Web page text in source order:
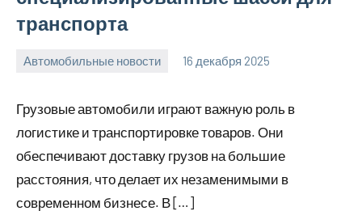
транспорта
Автомобильные новости 16 декабря 2025
Грузовые автомобили играют важную роль в
логистике и транспортировке товаров. Они
обеспечивают доставку грузов на большие
расстояния, что делает их незаменимыми в
современном бизнесе. В […]